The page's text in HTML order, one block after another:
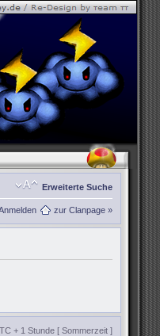
Erweiterte Suche
zur Clanpage »
+ 1 Stunde [ Sommerzeit ]